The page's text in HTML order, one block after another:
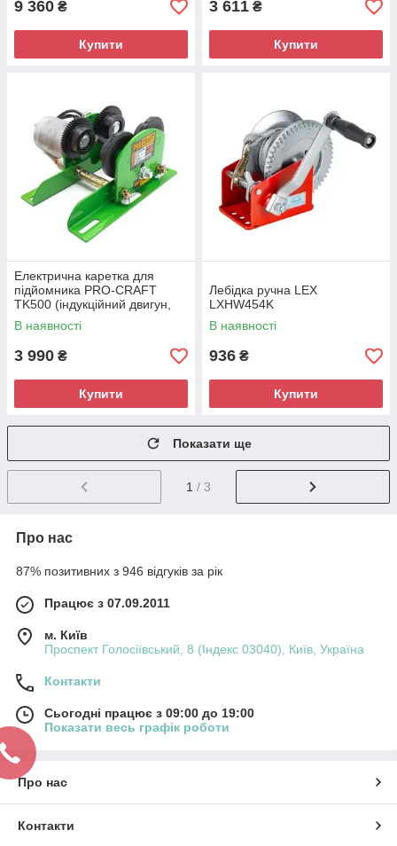
9 360 ₴
Купити
3 611 ₴
Купити
Електрична каретка для
підйомника PRO-CRAFT
ТK500 (індукційний двигун,
дистанційний перемикач з
кнопкою аварійної зупинки,
В наявності
3 990 ₴
Купити
Лебідка ручна LEX
LXHW454K
В наявності
936 ₴
Купити
Показати ще
1 / 3
Про нас
87% позитивних з 946 відгуків за рік
Працює з 07.09.2011
м. Київ
Проспект Голосіївський, 8 (Індекс 03040), Київ, Україна
Контакти
Сьогодні працює з 09:00 до 19:00
Показати весь графік роботи
Про нас
Контакти